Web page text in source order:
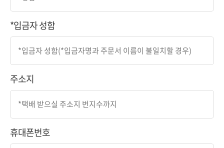
*입금자 성함
주소지
휴대폰번호